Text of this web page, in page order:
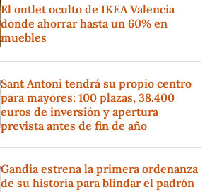
El outlet oculto de IKEA Valencia
donde ahorrar hasta un 60% en
muebles
Sant Antoni tendrá su propio centro
para mayores: 100 plazas, 38.400
euros de inversión y apertura
prevista antes de fin de año
Gandia estrena la primera ordenanza
de su historia para blindar el padrón